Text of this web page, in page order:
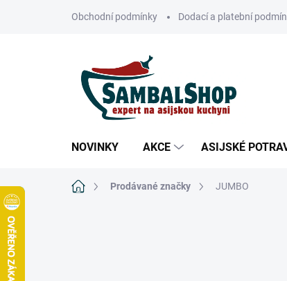
Obchodní podmínky Dodací a platební
NOVINKY AKCE ASIJSKÉ
Domů Prodávané značky JUMBO